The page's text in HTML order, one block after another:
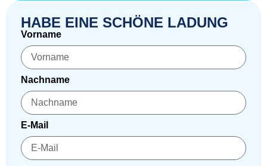
HABE EINE SCHÖNE LADUNG
Vorname
Nachname
E-Mail